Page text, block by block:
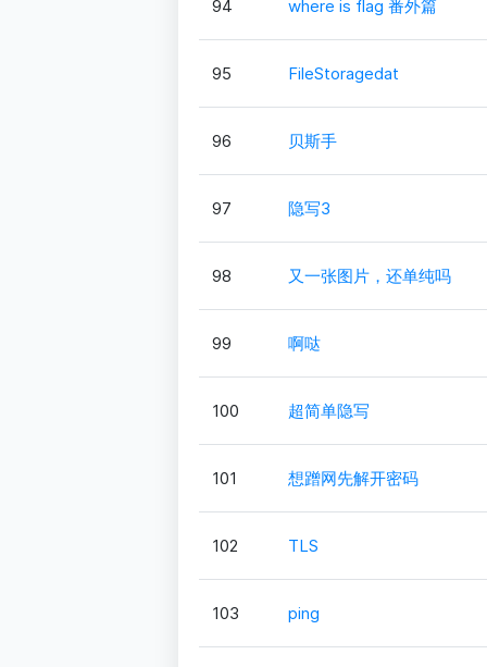
94 where is flag 番外篇
95 FileStoragedat
96 贝斯手
97 隐写3
98 又一张图片，还单纯吗
99 啊哒
100 超简单隐写
101 想蹭网先解开密码
102 TLS
103 ping